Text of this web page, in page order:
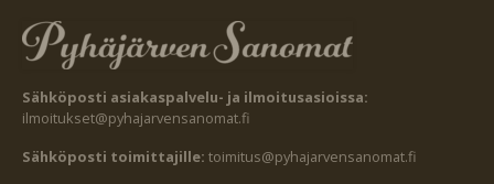
Sähköposti asiakaspalvelu- ja ilmoitusasioissa:
ilmoitukset@pyhajarvensanomat.fi
Sähköposti toimittajille: toimitus@pyhajarvensanomat.fi